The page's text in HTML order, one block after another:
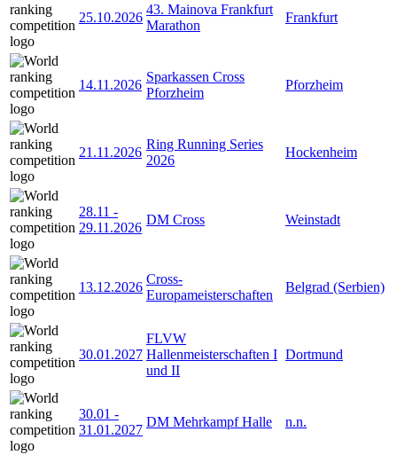
25.10.2026
43. Mainova Frankfurt
Marathon
Frankfurt
14.11.2026
Sparkassen Cross
Pforzheim
Pforzheim
21.11.2026
Ring Running Series
2026
Hockenheim
28.11 -
29.11.2026
DM Cross Weinstadt
13.12.2026
Cross-
Europameisterschaften
Belgrad (Serbien)
30.01.2027
FLVW
Hallenmeisterschaften I
und II
Dortmund
30.01 -
31.01.2027
DM Mehrkampf Halle n.n.